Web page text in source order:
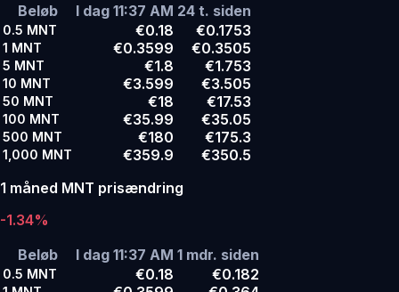
Beløb
I dag 11:37 AM 24 t. siden
0.5 MNT €0.18 €0.1753
1 MNT €0.3599 €0.3505
5 MNT €1.8 €1.753
10 MNT €3.599 €3.505
50 MNT €18 €17.53
100 MNT €35.99 €35.05
500 MNT €180 €175.3
1,000 MNT €359.9
€350.5
1 måned MNT prisændring
-1.34%
Beløb
I dag 11:37 AM 1 mdr. siden
0.5 MNT €0.18 €0.182